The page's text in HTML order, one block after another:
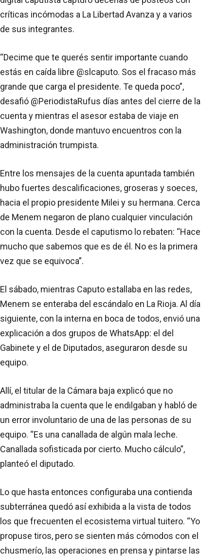
críticas incómodas a La Libertad Avanza y a varios
de sus integrantes.
“Decime que te querés sentir importante cuando
estás en caída libre @slcaputo. Sos el fracaso más
grande que carga el presidente. Te queda poco”,
desafió @PeriodistaRufus días antes del cierre de la
cuenta y mientras el asesor estaba de viaje en
Washington, donde mantuvo encuentros con la
administración trumpista.
Entre los mensajes de la cuenta apuntada también
hubo fuertes descalificaciones, groseras y soeces,
hacia el propio presidente Milei y su hermana. Cerca
de Menem negaron de plano cualquier vinculación
con la cuenta. Desde el caputismo lo rebaten: “Hace
mucho que sabemos que es de él. No es la primera
vez que se equivoca”.
El sábado, mientras Caputo estallaba en las redes,
Menem se enteraba del escándalo en La Rioja. Al día
siguiente, con la interna en boca de todos, envió una
explicación a dos grupos de WhatsApp: el del
Gabinete y el de Diputados, aseguraron desde su
equipo.
Allí, el titular de la Cámara baja explicó que no
administraba la cuenta que le endilgaban y habló de
un error involuntario de una de las personas de su
equipo. “Es una canallada de algún mala leche.
Canallada sofisticada por cierto. Mucho cálculo”,
planteó el diputado.
Lo que hasta entonces configuraba una contienda
subterránea quedó así exhibida a la vista de todos
los que frecuenten el ecosistema virtual tuitero. “Yo
propuse tiros, pero se sienten más cómodos con el
chusmerío, las operaciones en prensa y pintarse las